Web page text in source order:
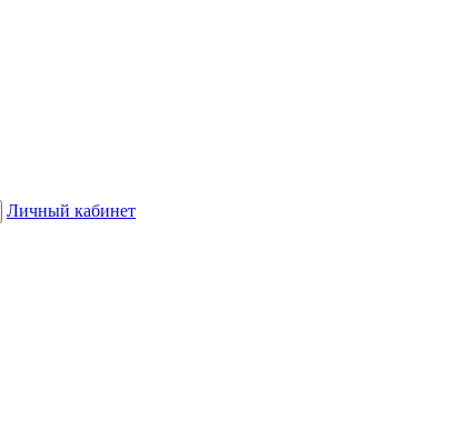
Личный кабинет